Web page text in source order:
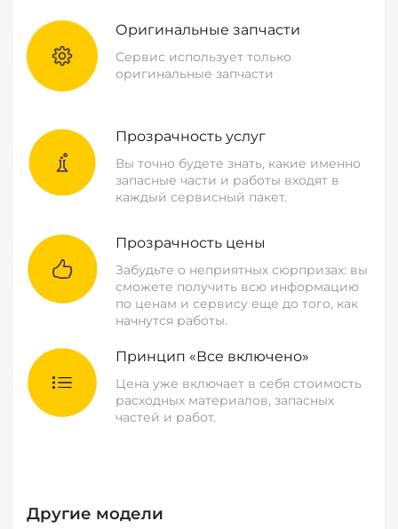
Оригинальные запчасти
Сервис использует только
оригинальные запчасти
Прозрачность услуг
Вы точно будете знать, какие именно
запасные части и работы входят в
каждый сервисный пакет.
Прозрачность цены
Забудьте о неприятных сюрпризах: вы
сможете получить всю информацию
по ценам и сервису еще до того, как
начнутся работы.
Принцип «Все включено»
Цена уже включает в себя стоимость
расходных материалов, запасных
частей и работ.
Другие модели